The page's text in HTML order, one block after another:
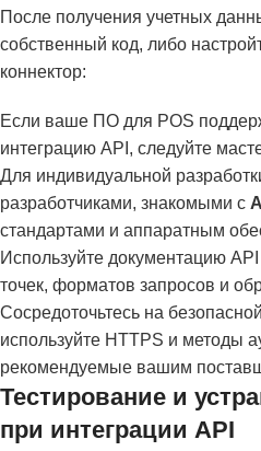
После получения учетных
собственный код, либо
коннектор:
Если ваше ПО для POS
интеграцию API, следуйте
Для индивидуальной
разработчиками, знакомыми с
стандартами и аппаратным
Используйте документацию
точек, форматов запросов и
Сосредоточьтесь на
используйте HTTPS и методы
рекомендуемые вашим
Тестирование и
при интеграции API